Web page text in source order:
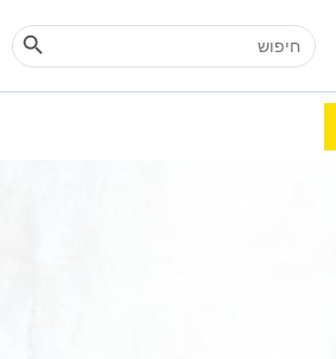
Search
for:
Search Button